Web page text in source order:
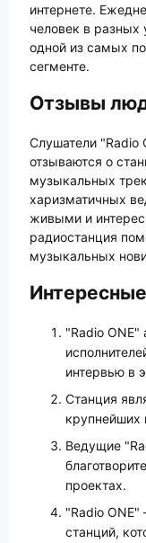
интернете.
человек в разных
одной из самых
сегменте.
Отзывы
Слушатели "Radio
отзываются о
музыкальных
харизматичных
живыми и
радиостанция
музыкальных
"Radio
интервью в
Станция
крупнейших
Ведущие
проектах.
"Radio
станций,